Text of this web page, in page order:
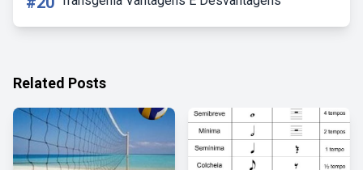
Related Posts